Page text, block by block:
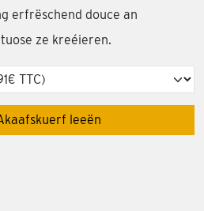
erfrëschend douce an
ze kreéieren.
leeën